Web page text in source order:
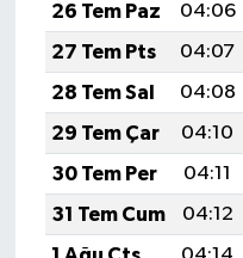
26 Tem Paz
04:06
27 Tem Pts
04:07
28 Tem Sal
04:08
29 Tem Çar
04:10
30 Tem Per
04:11
31 Tem Cum
04:12